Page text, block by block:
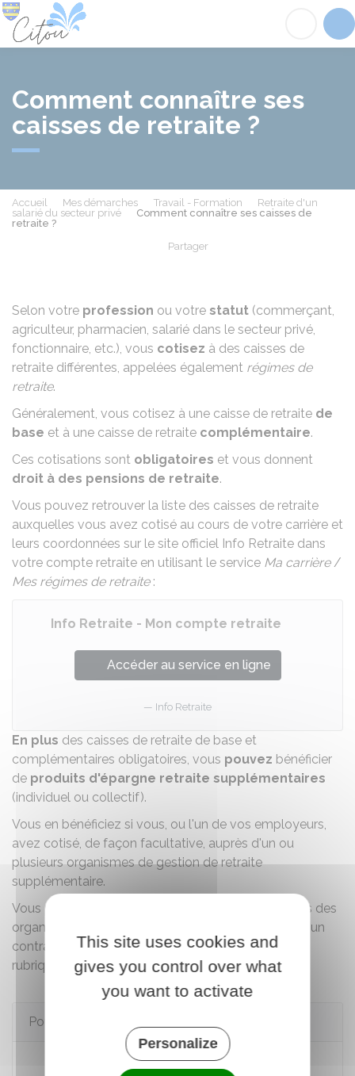
Comment connaître ses
caisses de retraite ?
Accueil Mes démarches Travail - Formation
Retraite d'un
salarié du secteur privé
Comment connaître ses caisses de
retraite ?
Partager
Selon votre profession ou votre statut (commerçant,
agriculteur, pharmacien, salarié dans le secteur privé,
fonctionnaire, etc.), vous cotisez à des caisses de
retraite différentes, appelées également régimes de
retraite.
Généralement, vous cotisez à une caisse de retraite de
base et à une caisse de retraite complémentaire.
Ces cotisations sont obligatoires et vous donnent
droit à des pensions de retraite.
Vous pouvez retrouver la liste des caisses de retraite
auxquelles vous avez cotisé au cours de votre carrière et
leurs coordonnées sur le site officiel Info Retraite dans
votre compte retraite en utilisant le service Ma carrière/
Mes régimes de retraite:
Info Retraite - Mon compte retraite
Accéder au service en ligne
Info Retraite
En plus des caisses de retraite de base et
complémentaires obligatoires, vous pouvez bénéficier
de produits d'épargne retraite supplémentaires
(individuel ou collectif).
Vous en bénéficiez si vous, ou l'un de vos employeurs,
avez cotisé, de façon facultative, auprès d'un ou
plusieurs organismes de gestion de retraite
supplémentaire.
Vous pouvez également retrouver les coordonnées des
organismes de gestion auprès desquels vous avez un
contrat d'épargne dans votre compte retraite à la
rubrique
Mon épargne retraite.
Pour en savoir plus
Le système de retraite en France
This site uses cookies and
gives you control over what
you want to activate
Personalize